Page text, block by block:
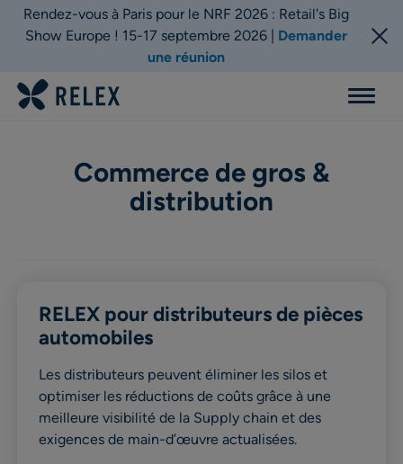
Rendez-vous à Paris pour le NRF 2026 : Retail's Big
Show Europe ! 15-17 septembre 2026 | Demander
une réunion
Menu
Commerce de gros &
distribution
RELEX pour distributeurs de pièces
automobiles
Les distributeurs peuvent éliminer les silos et
optimiser les réductions de coûts grâce à une
meilleure visibilité de la Supply chain et des
exigences de main-d’œuvre actualisées.